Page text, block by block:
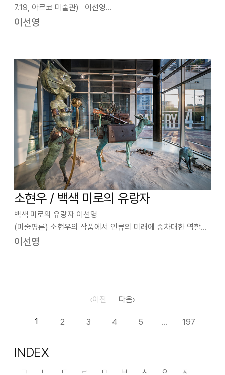
7.19, 아르코 미술관) 이선영
(미술평론) 얼마 전 끝난 선거까지 가세해 온통 시끌벅적한 거
이선영
소현우 / 백색 미로의 유랑자
백색 미로의 유랑자 이선영
(미술평론) 소현우의 작품에서 인류의 미래에 중차대한 역할을
할 주인공은 토템 같은 머리 장식에 빛나는 홀을 든 선지자 풍모
이선영
‹이전
1 2 3 4 5 … 197
다음›
INDEX
ㄱ ㄴ ㄷ ㄹ ㅁ ㅂ ㅅ ㅇ ㅈ